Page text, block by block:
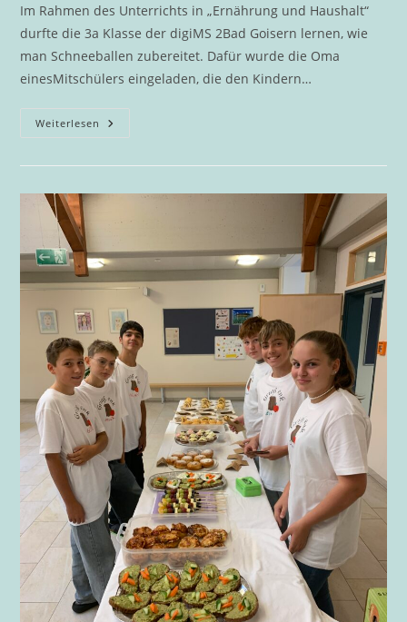
Im Rahmen des Unterrichts in „Ernährung und Haushalt“
durfte die 3a Klasse der digiMS 2Bad Goisern lernen, wie
man Schneeballen zubereitet. Dafür wurde die Oma
einesMitschülers eingeladen, die den Kindern…
Weiterlesen Alte
Rezepte